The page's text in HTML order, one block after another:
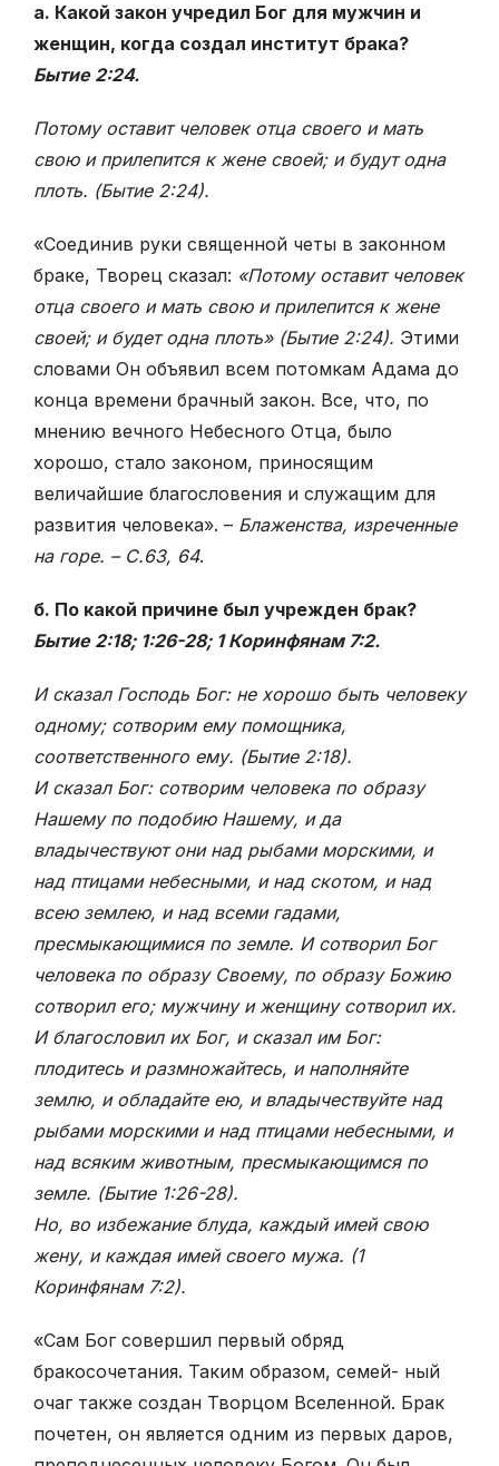
а. Какой закон учредил Бог для мужчин и
женщин, когда создал институт брака?
Бытие 2:24.
Потому оставит человек отца своего и мать
свою и прилепится к жене своей; и будут одна
плоть. (Бытие 2:24).
«Соединив руки священной четы в законном
браке, Творец сказал: «Потому оставит человек
отца своего и мать свою и прилепится к жене
своей; и будет одна плоть» (Бытие 2:24). Этими
словами Он объявил всем потомкам Адама до
конца времени брачный закон. Все, что, по
мнению вечного Небесного Отца, было
хорошо, стало законом, приносящим
величайшие благословения и служащим для
развития человека». – Блаженства, изреченные
на горе. – С.63, 64.
б. По какой причине был учрежден брак?
Бытие 2:18; 1:26-28; 1 Коринфянам 7:2.
И сказал Господь Бог: не хорошо быть человеку
одному; сотворим ему помощника,
соответственного ему. (Бытие 2:18).
И сказал Бог: сотворим человека по образу
Нашему по подобию Нашему, и да
владычествуют они над рыбами морскими, и
над птицами небесными, и над скотом, и над
всею землею, и над всеми гадами,
пресмыкающимися по земле. И сотворил Бог
человека по образу Своему, по образу Божию
сотворил его; мужчину и женщину сотворил их.
И благословил их Бог, и сказал им Бог:
плодитесь и размножайтесь, и наполняйте
землю, и обладайте ею, и владычествуйте над
рыбами морскими и над птицами небесными, и
над всяким животным, пресмыкающимся по
земле. (Бытие 1:26-28).
Но, во избежание блуда, каждый имей свою
жену, и каждая имей своего мужа. (1
Коринфянам 7:2).
«Сам Бог совершил первый обряд
бракосочетания. Таким образом, семей- ный
очаг также создан Творцом Вселенной. Брак
почетен, он является одним из первых даров,